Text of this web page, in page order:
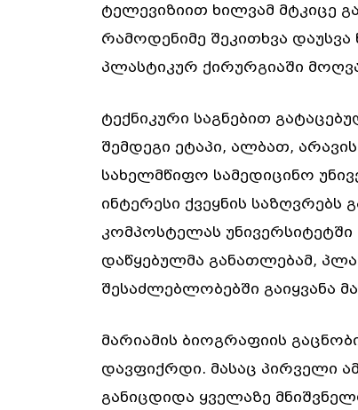
ტელევიზიით ხილვამ მტკიცე
რამოდენიმე შეკითხვა დაუსვა
პლასტიკურ ქირურგიაში
ტექნიკური საგნებით
შემდეგი ეტაპი, ალბათ,
სახელმწიფო სამედიცინო
ინტერესი ქვეყნის საზღვრებს
კომპოსტელას უნივერსიტეტში
დაწყებულმა განათლებამ,
შესაძლებლობებში გაიყვანა
მარიამის ბიოგრაფიის
დავფიქრდი. მასაც პირველი
განიცდიდა ყველაზე